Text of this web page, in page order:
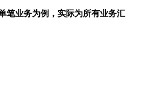
笔业务为例，实际为所有业务汇